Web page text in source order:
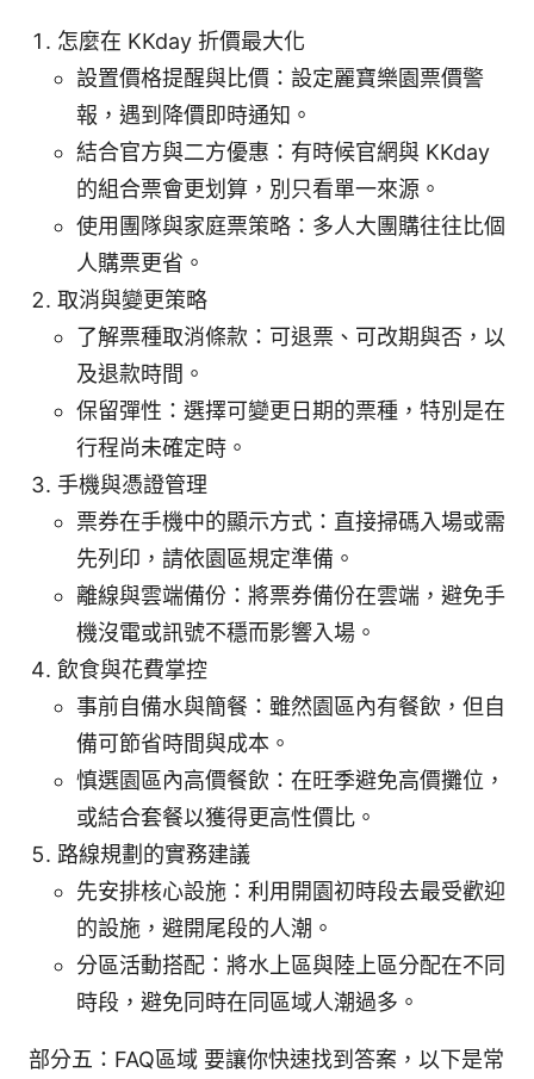
怎麼在 KKday 折價最大化
設置價格提醒與比價：設定麗寶樂園票價警
報，遇到降價即時通知。
結合官方與二方優惠：有時候官網與 KKday
的組合票會更划算，別只看單一來源。
使用團隊與家庭票策略：多人大團購往往比個
人購票更省。
取消與變更策略
了解票種取消條款：可退票、可改期與否，以
及退款時間。
保留彈性：選擇可變更日期的票種，特別是在
行程尚未確定時。
手機與憑證管理
票券在手機中的顯示方式：直接掃碼入場或需
先列印，請依園區規定準備。
離線與雲端備份：將票券備份在雲端，避免手
機沒電或訊號不穩而影響入場。
飲食與花費掌控
事前自備水與簡餐：雖然園區內有餐飲，但自
備可節省時間與成本。
慎選園區內高價餐飲：在旺季避免高價攤位，
或結合套餐以獲得更高性價比。
路線規劃的實務建議
先安排核心設施：利用開園初時段去最受歡迎
的設施，避開尾段的人潮。
分區活動搭配：將水上區與陸上區分配在不同
時段，避免同時在同區域人潮過多。
部分五：FAQ區域 要讓你快速找到答案，以下是常